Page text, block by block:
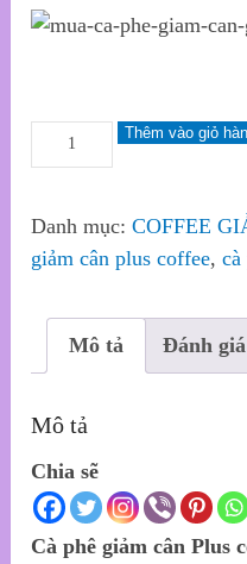
Thêm vào giỏ
Danh mục:COFFEE
giảm cân plus coffee,cà
Mô tả Đánh
Mô tả
Chia sẽ
Cà phê giảm cân Plus